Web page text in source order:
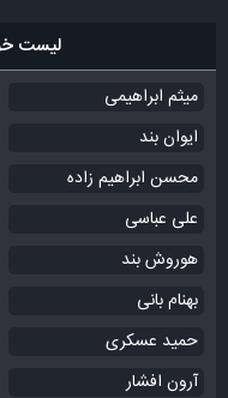
لیست
میثم ابراهیمی
ایوان بند
محسن ابراهیم زاده
علی عباسی
هوروش بند
بهنام بانی
حمید عسکری
آرون افشار